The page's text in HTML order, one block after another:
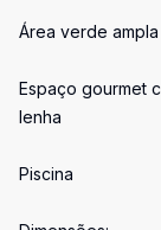
Área verde ampla
Espaço gourmet
lenha
Piscina